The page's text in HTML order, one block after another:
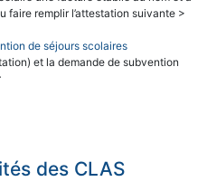
faire remplir l’attestation suivante >
de séjours scolaires
et la demande de subvention
des CLAS